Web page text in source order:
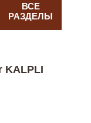
ВСЕ
РАЗДЕЛЫ
KALPLI